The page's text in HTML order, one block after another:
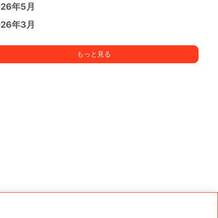
年5月
年3月
もっと見る